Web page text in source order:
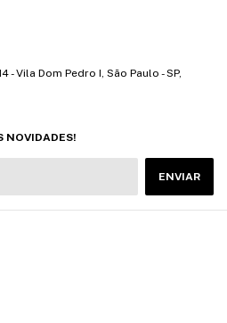
- Vila Dom Pedro I, São Paulo - SP,
NOVIDADES!